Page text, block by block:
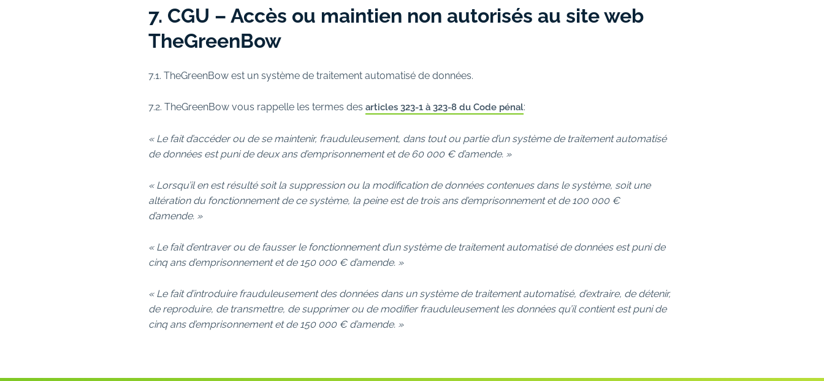
7. CGU – Accès ou maintien non autorisés au site web
TheGreenBow
7.1. TheGreenBow est un système de traitement automatisé de données.
7.2. TheGreenBow vous rappelle les termes des articles 323-1 à 323-8 du Code pénal:
« Le fait d’accéder ou de se maintenir, frauduleusement, dans tout ou partie d’un système de traitement automatisé
de données est puni de deux ans d’emprisonnement et de 60 000 € d’amende. »
« Lorsqu’il en est résulté soit la suppression ou la modification de données contenues dans le système, soit une
altération du fonctionnement de ce système, la peine est de trois ans d’emprisonnement et de 100 000 €
d’amende. »
« Le fait d’entraver ou de fausser le fonctionnement d’un système de traitement automatisé de données est puni de
cinq ans d’emprisonnement et de 150 000 € d’amende. »
« Le fait d’introduire frauduleusement des données dans un système de traitement automatisé, d’extraire, de détenir,
de reproduire, de transmettre, de supprimer ou de modifier frauduleusement les données qu’il contient est puni de
cinq ans d’emprisonnement et de 150 000 € d’amende. »